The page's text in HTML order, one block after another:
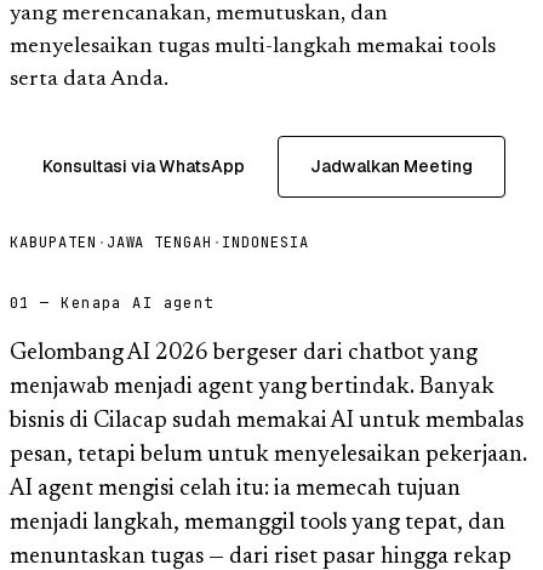
yang merencanakan, memutuskan, dan
menyelesaikan tugas multi-langkah memakai tools
serta data Anda.
Konsultasi via WhatsApp Jadwalkan Meeting
KABUPATEN · JAWA TENGAH · INDONESIA
01 — Kenapa AI agent
Gelombang AI 2026 bergeser dari chatbot yang
menjawab menjadi agent yang bertindak. Banyak
bisnis di Cilacap sudah memakai AI untuk membalas
pesan, tetapi belum untuk menyelesaikan pekerjaan.
AI agent mengisi celah itu: ia memecah tujuan
menjadi langkah, memanggil tools yang tepat, dan
menuntaskan tugas — dari riset pasar hingga rekap